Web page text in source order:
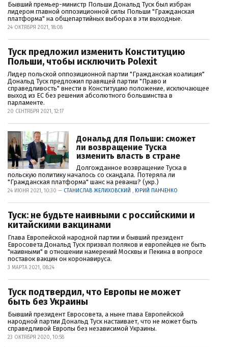
Бывший премьер-министр Польши Дональд Туск был избран
лидером главной оппозиционной силы Польши "Гражданская
платформа" на общепартийных выборах в эти выходные.
24 ОКТЯБРЯ 2021, 18:08
Туск предложил изменить Конституцию
Польши, чтобы исключить Polexit
Лидер польской оппозиционной партии "Гражданская коалиция"
Дональд Туск предложил правящей партии "Право и
справедливость" внести в Конституцию положение, исключающее
выход из ЕС без решения абсолютного большинства в
парламенте.
20 СЕНТЯБРЯ 2021, 12:17
Дональд для Польши: сможет
ли возвращение Туска
изменить власть в стране
Долгожданное возвращение Туска в
польскую политику началось со скандала. Потеряла ли
"Гражданская платформа" шанс на реванш? (укр.)
24 ИЮНЯ 2021, 10:30 — СТАНИСЛАВ ЖЕЛИХОВСКИЙ , ЮРИЙ ПАНЧЕНКО
Туск: не будьте наивными с российскими и
китайскими вакцинами
Глава Европейской народной партии и бывший президент
Евросовета Дональд Туск призвал поляков и европейцев не быть
"наивными" в отношении намерений Москвы и Пекина в вопросе
поставок вакцин он коронавируса.
3 МАРТА 2021, 08:24
Туск подтвердил, что Европы не может
быть без Украины
Бывший президент Евросовета, а ныне глава Европейской
народной партии Дональд Туск настаивает, что не может быть
справедливой Европы без независимой Украины.
23 ОКТЯБРЯ 2020, 10:58